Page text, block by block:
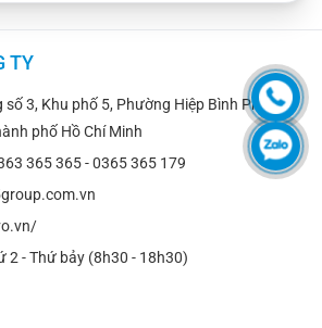
TY
3, Khu phố 5, Phường Hiệp Bình Phước,
phố Hồ Chí Minh
365 365 - 0365 365 179
2 - Thứ bảy (8h30 - 18h30)